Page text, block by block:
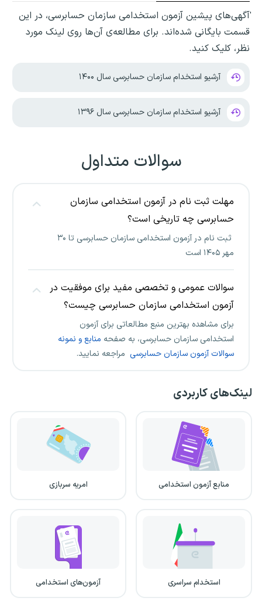
ٰآگهی‌های پیشین آزمون استخدامی سازمان حسابرسی، در این
قسمت بایگانی شده‌اند. برای مطالعه‌ی آن‌ها روی لینک مورد
نظر، کلیک کنید.
آرشیو استخدام سازمان حسابرسی سال ۱۴۰۰
آرشیو استخدام سازمان حسابرسی سال ۱۳۹۶
سوالات متداول
مهلت ثبت نام در آزمون استخدامی سازمان
حسابرسی چه تاریخی است؟
ثبت نام در آزمون استخدامی سازمان حسابرسی تا ۳۰
مهر ۱۴۰۵ است
سوالات عمومی و تخصصی مفید برای موفقیت در
آزمون استخدامی سازمان حسابرسی چیست؟
برای مشاهده بهترین منبع مطالعاتی برای آزمون
استخدامی سازمان حسابرسی، به صفحه منابع و نمونه
سوالات آزمون سازمان حسابرسی مراجعه نمایید.
لینک‌های کاربردی
منابع آزمون استخدامی امریه سربازی
استخدام سراسری آزمون‌های استخدامی